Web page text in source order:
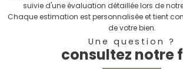
suivie d'une évaluation détaillée lors de
Chaque estimation est personnalisée et tient
de votre bien.
Une question ?
consultez notre